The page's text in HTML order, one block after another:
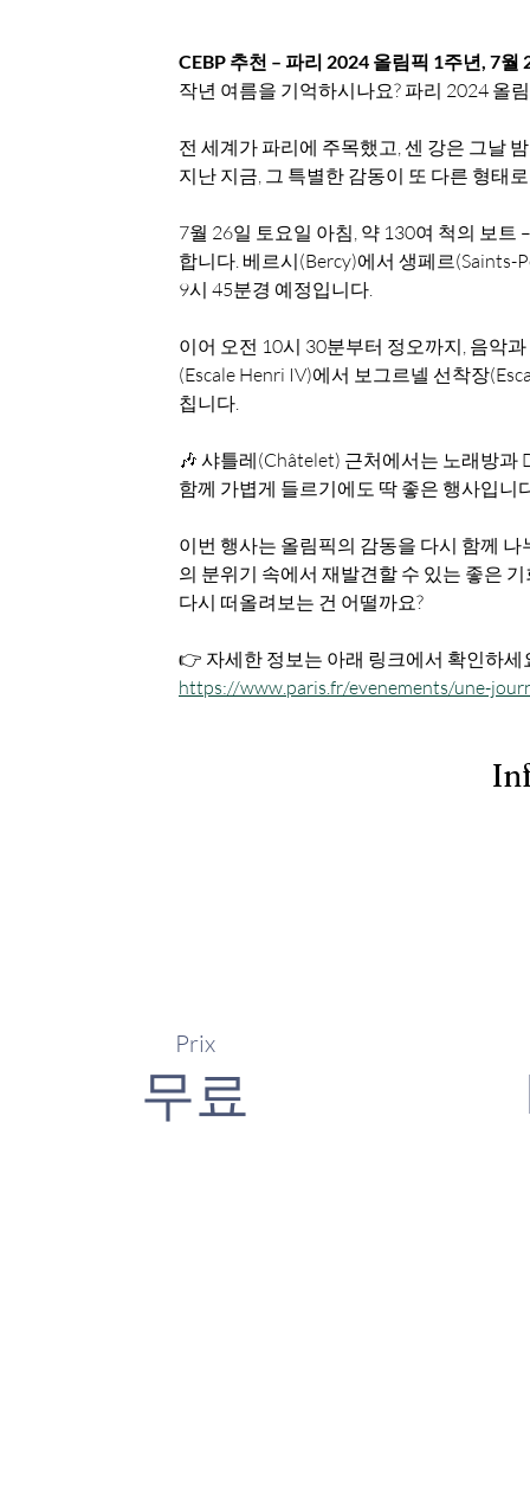
CEBP 추천 – 파리 2024 올림픽 1주년, 7
작년 여름을 기억하시나요? 파리 2024 올
전 세계가 파리에 주목했고, 센 강은 그날
지난 지금, 그 특별한 감동이 또 다른 형태
7월 26일 토요일 아침, 약 130여 척의 보트
합니다. 베르시(Bercy)에서 생페르
9시 45분경 예정입니다.
이어 오전 10시 30분부터 정오까지, 음악
(Escale Henri IV)에서 보그르넬 선착장
칩니다.
🎶 샤틀레(Châtelet) 근처에서는 노래방과
함께 가볍게 들르기에도 딱 좋은 행사입니
이번 행사는 올림픽의 감동을 다시 함께
의 분위기 속에서 재발견할 수 있는 좋은
다시 떠올려보는 건 어떨까요?
👉 자세한 정보는 아래 링크에서 확인하
https://www.paris.fr/evenements/une-
무료
Prix